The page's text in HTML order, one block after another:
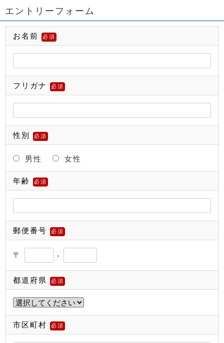
エントリーフォーム
お名前 必須
フリガナ 必須
性別 必須
男性 女性
年齢 必須
郵便番号 必須
〒 -
都道府県 必須
市区町村 必須